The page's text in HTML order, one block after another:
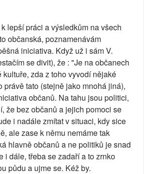
lepší práci a výsledkům na všech
občanská, poznamenávám
iniciativa. Když už i sám V.
se divit), že : "Je na občanech
zda z toho vyvodí nějaké
právě tato (stejně jako mnohá jiná),
občanů. Na tahu jsou politici,
že bez občanů a jejich pomoci se
i nadále zmítat v situaci, kdy sice
ale zase k němu nemáme tak
hlavně občanů a ne politiků je snad
i dále, třeba se zadaří a to zrnko
půdu a ujme se. Kéž by.